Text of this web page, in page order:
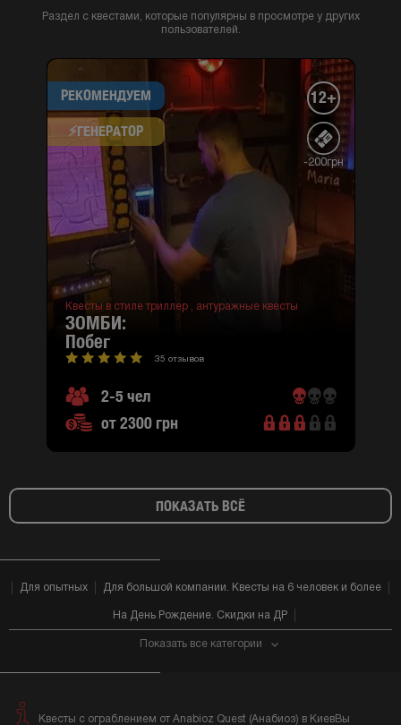
Раздел с квестами, которые популярны в просмотре у других
пользователей.
РЕКОМЕНДУЕМ
⚡​ГЕНЕРАТОР
12+
-200грн
Квесты в стиле триллер , антуражные квесты
ЗОМБИ:
побег
35 отзывов
2-5 чел
от 2300 грн
ПОКАЗАТЬ ВСЁ
Для опытных Для большой компании. Квесты на 6 человек и более
На День Рождение. Скидки на ДР
Показать все категории
Квесты с ограблением от Anabioz Quest (Анабиоз) в КиевВы